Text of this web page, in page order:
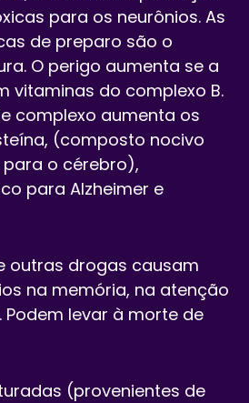
para os neurônios. As
de preparo são o
O perigo aumenta se a
vitaminas do complexo B.
complexo aumenta os
(composto nocivo
o cérebro),
para Alzheimer e
outras drogas causam
na memória, na atenção
Podem levar à morte de
(provenientes de